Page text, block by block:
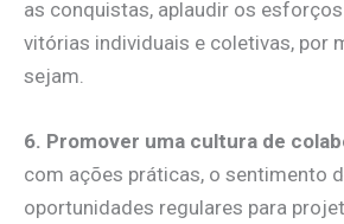
as conquistas, aplaudir os
vitórias individuais e coletivas, por
sejam.
6. Promover uma cultura de
com ações práticas, o sentimento
oportunidades regulares para